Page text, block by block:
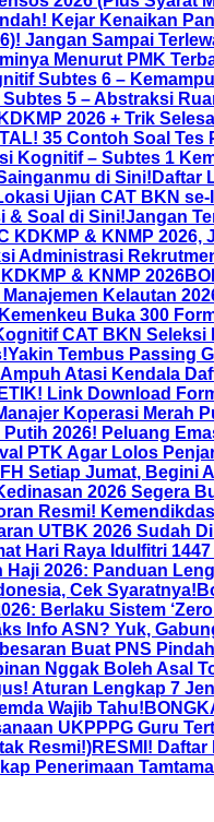
Kejar Kenaikan
Jangan Sampai
Menurut PMK
Subtes 6 –
5 – Abstraksi
2026 + Trik
35 Contoh Soal
Kognitif – Subtes 1
di Sini! Daftar
Ujian CAT BKN
& Soal di Sini!Jangan
KDKMP & KNMP 2026,
Administrasi
& KNMP 2026
Kelautan
Buka 300
CAT BKN
Yakin Tembus Passing
Atasi Kendala
Link Download
Koperasi Merah
2026! Peluang
PTK Agar Lolos
Setiap Jumat, Begini
2026 Segera
Resmi!
UTBK 2026 Sudah
Hari Raya Idulfitri
2026: Panduan
Cek Syaratnya!
Berlaku Sistem
Info ASN? Yuk,
Buat PNS
Nggak Boleh Asal
Aturan Lengkap 7
Wajib Tahu!
UKPPPG Guru
Resmi!)RESMI!
Penerimaan